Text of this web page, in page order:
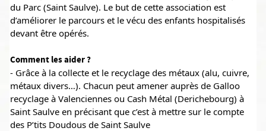
du Parc (Saint Saulve). Le but de cette association est
d’améliorer le parcours et le vécu des enfants hospitalisés
devant être opérés.
Comment les aider ?
- Grâce à la collecte et le recyclage des métaux (alu, cuivre,
métaux divers…). Chacun peut amener auprès de Galloo
recyclage à Valenciennes ou Cash Métal (Derichebourg) à
Saint Saulve en précisant que c’est à mettre sur le compte
des P’tits Doudous de Saint Saulve